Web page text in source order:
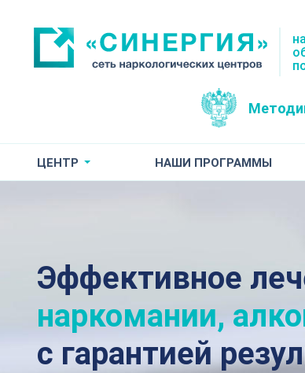
ЦЕНТР НАШИ ПРОГРАММЫ
Эффективное
наркомании,
с гарантией